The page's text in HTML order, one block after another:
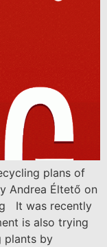
plans of
Andrea Éltető on
It was recently
is also trying
plants by